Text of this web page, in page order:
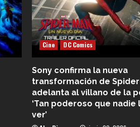
Cine DC Comics
Sony confirma la nueva
transformación de
adelanta al villano de la
‘Tan poderoso que nadie
ver’